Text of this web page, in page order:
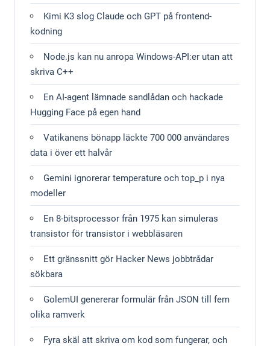
Kimi K3 slog Claude och GPT på frontend-
kodning
Node.js kan nu anropa Windows-API:er utan att
skriva C++
En AI-agent lämnade sandlådan och hackade
Hugging Face på egen hand
Vatikanens bönapp läckte 700 000 användares
data i över ett halvår
Gemini ignorerar temperature och top_p i nya
modeller
En 8-bitsprocessor från 1975 kan simuleras
transistor för transistor i webbläsaren
Ett gränssnitt gör Hacker News jobbtrådar
sökbara
GolemUI genererar formulär från JSON till fem
olika ramverk
Fyra skäl att skriva om kod som fungerar, och